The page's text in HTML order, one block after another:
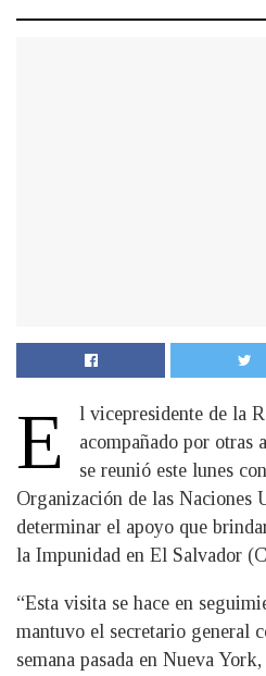
E
l vicepresidente de la
acompañado por otras
se reunió este lunes
Organización de las Naciones
determinar el apoyo que
la Impunidad en El Salvador
“Esta visita se hace en
mantuvo el secretario general
semana pasada en Nueva